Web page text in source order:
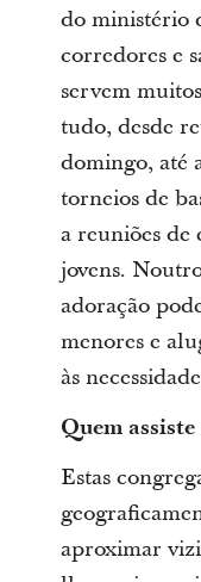
do ministério
corredores e
servem
tudo, desde
domingo, até
torneios de
a reuniões de
jovens.
adoração
menores e
às
Quem
Estas
aproximar